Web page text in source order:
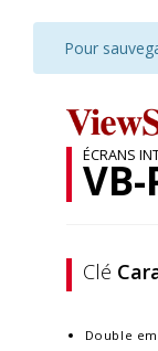
Pour
ÉCRANS
VB-
Clé
Double